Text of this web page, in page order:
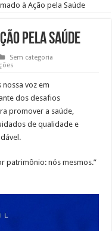
à Ação pela Saúde
pela Saúde
Sem categoria
nossa voz em
dos desafios
promover a saúde,
de qualidade e
patrimônio: nós mesmos.”